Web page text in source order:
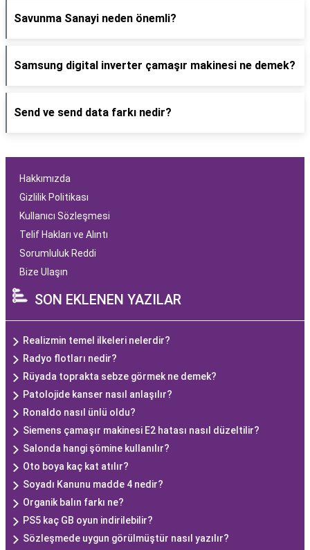
Savunma Sanayi neden önemli?
Samsung digital inverter çamaşır makinesi ne demek?
Send ve send data farkı nedir?
Hakkımızda
Gizlilik Politikası
Kullanıcı Sözleşmesi
Telif Hakları ve Alıntı
Sorumluluk Reddi
Bize Ulaşın
SON EKLENEN YAZILAR
Realizmin temel ilkeleri nelerdir?
Radyo flotları nedir?
Rüyada toprakta sebze görmek ne demek?
Patolojide kanser nasıl anlaşılır?
Ronaldo nasıl ünlü oldu?
Siemens çamaşır makinesi E2 hatası nasıl düzeltilir?
Salonda hangi şömine kullanılır?
Oto boya kaç kat atılır?
Soyadı Kanunu madde 4 nedir?
Organik balın farkı ne?
PS5 kaç GB oyun indirilebilir?
Sözleşmede uygun görülmüştür nasıl yazılır?